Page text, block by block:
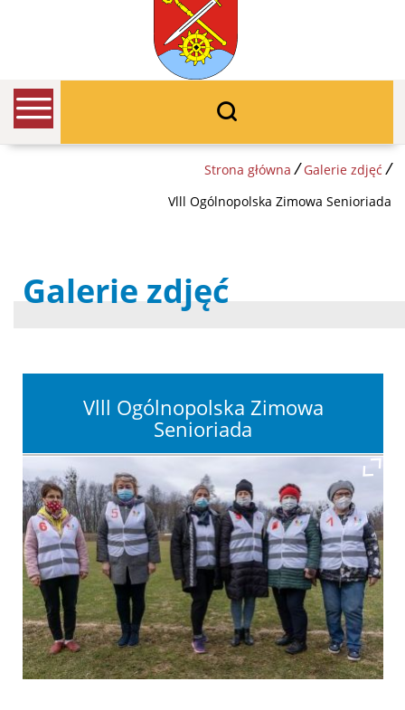
Strona główna / Galerie zdjęć /
Vlll Ogólnopolska Zimowa Senioriada
Galerie zdjęć
Vlll Ogólnopolska Zimowa
Senioriada